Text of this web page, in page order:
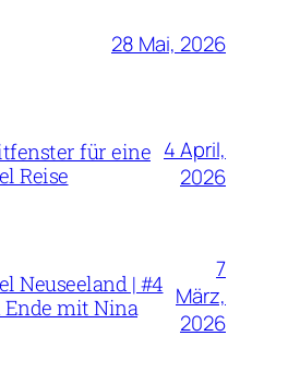
28 Mai, 2026
für eine
Reise
4 April,
2026
Neuseeland | #4
Ende mit Nina
7
März,
2026